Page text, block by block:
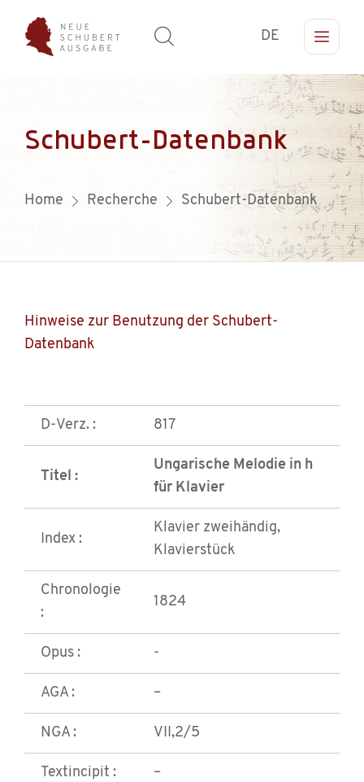
DE
Schubert-Datenbank
Home Recherche Schubert-Datenbank
Hinweise zur Benutzung der Schubert-
Datenbank
D-Verz. : 817
Titel :
Ungarische Melodie in h
für Klavier
Index :
Klavier zweihändig,
Klavierstück
Chronologie
:
1824
Opus : -
AGA : –
NGA : VII,2/5
Textincipit : –